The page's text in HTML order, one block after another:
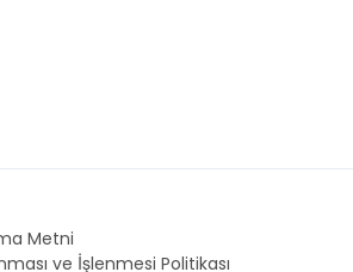
Metni
ve İşlenmesi Politikası